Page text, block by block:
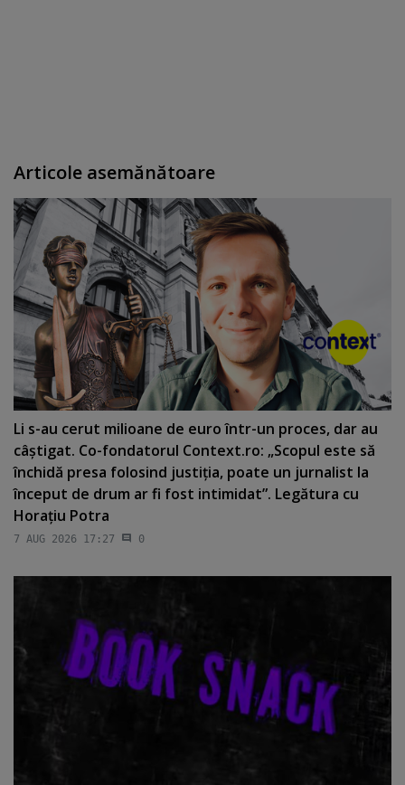
Articole asemănătoare
Li s-au cerut milioane de euro într-un proces, dar au
câştigat. Co-fondatorul Context.ro: „Scopul este să
închidă presa folosind justiţia, poate un jurnalist la
început de drum ar fi fost intimidat”. Legătura cu
Horaţiu Potra
7 AUG 2026 17:27 0